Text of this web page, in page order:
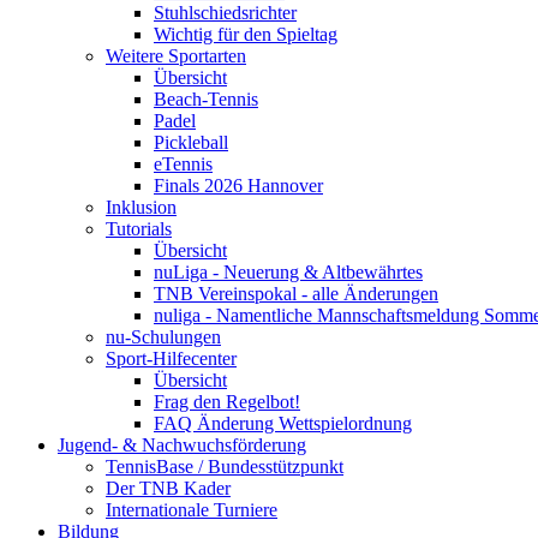
Stuhlschiedsrichter
Wichtig für den Spieltag
Weitere Sportarten
Übersicht
Beach-Tennis
Padel
Pickleball
eTennis
Finals 2026 Hannover
Inklusion
Tutorials
Übersicht
nuLiga - Neuerung & Altbewährtes
TNB Vereinspokal - alle Änderungen
nuliga - Namentliche Mannschaftsmeldung
nu-Schulungen
Sport-Hilfecenter
Übersicht
Frag den Regelbot!
FAQ Änderung Wettspielordnung
Jugend- & Nachwuchsförderung
TennisBase / Bundesstützpunkt
Der TNB Kader
Internationale Turniere
Bildung